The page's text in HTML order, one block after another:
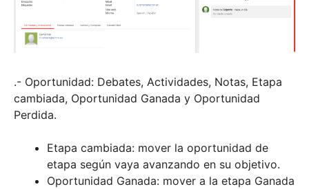
.- Oportunidad: Debates, Actividades, Notas, Etapa
cambiada, Oportunidad Ganada y Oportunidad
Perdida.
Etapa cambiada: mover la oportunidad de
etapa según vaya avanzando en su objetivo.
Oportunidad Ganada: mover a la etapa Ganada